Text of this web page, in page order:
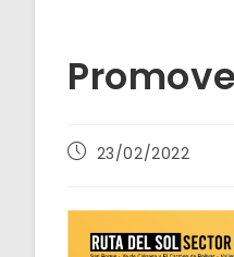
Publicación
entrada:
23/02/2022